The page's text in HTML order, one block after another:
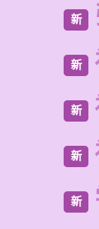
新
新
新
新
新